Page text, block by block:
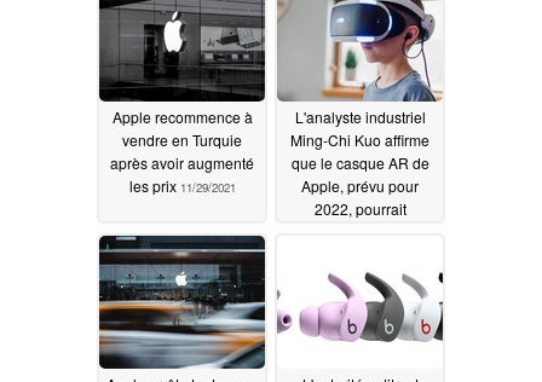
Apple recommence à
vendre en Turquie
après avoir augmenté
les prix 11/29/2021
L'analyste industriel
Ming-Chi Kuo affirme
que le casque AR de
Apple, prévu pour
2022, pourrait